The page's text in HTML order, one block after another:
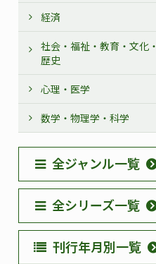
経済
社会・福祉・教育・文化・
歴史
心理・医学
数学・物理学・科学
全ジャンル一覧
全シリーズ一覧
刊行年月別一覧